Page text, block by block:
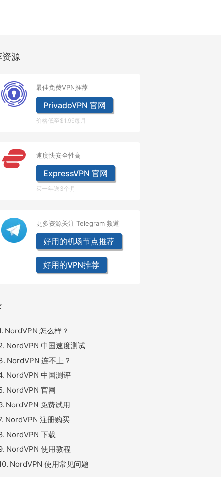
资源
最佳免费VPN推荐
PrivadoVPN 官网
价格低至$1.99每月
速度快安全性高
ExpressVPN 官网
买一年送3个月
更多资源关注 Telegram 频道
好用的机场节点推荐
好用的VPN推荐
NordVPN 怎么样？
NordVPN 中国速度测试
NordVPN 连不上？
NordVPN 中国测评
NordVPN 官网
NordVPN 免费试用
NordVPN 注册购买
NordVPN 下载
NordVPN 使用教程
NordVPN 使用常见问题